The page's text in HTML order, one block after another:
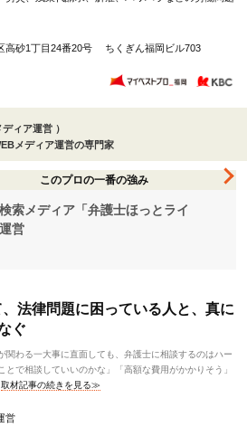
高砂1丁目24番20号 ちくぎん福岡ビル703
ディア運営 ）
メディア運営の専門家
このプロの一番の強み
索メディア「弁護士ほっとライ
営
法律問題に困っている人と、真に
ぐ
わる一大事に直面しても、弁護士に相談するのはハー
とで相談していいのかな」「高額な費用がかかりそう」
取材記事の続きを見る≫
営